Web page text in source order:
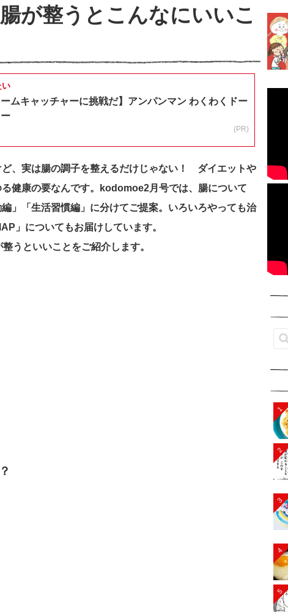
が整うとこんなにいいこ
い
ームキャッチャーに挑戦だ】アンパンマン わくわくドー
(PR)
ど、実は腸の調子を整えるだけじゃない！ ダイエットや
健康の要なんです。kodomoe2月号では、腸について
」「生活習慣編」に分けてご提案。いろいろやっても治
」についてもお届けしています。
うといいことをご紹介します。
1
2
3
4
5